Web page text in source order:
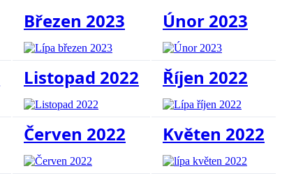
Březen 2023 Únor 2023
Listopad 2022 Říjen 2022
Červen 2022 Květen 2022